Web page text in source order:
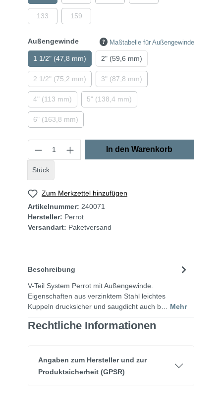
133 159
Außengewinde Maßtabelle für Außengewinde
1 1/2" (47,8 mm) 2" (59,6 mm)
2 1/2" (75,2 mm) 3" (87,8 mm)
4" (113 mm) 5" (138,4 mm)
6" (163,8 mm)
Stück
In den Warenkorb
Zum Merkzettel hinzufügen
Artikelnummer: 240071
Hersteller: Perrot
Versandart: Paketversand
Beschreibung
V-Teil System Perrot mit Außengewinde.
Eigenschaften aus verzinktem Stahl leichtes
Kuppeln drucksicher und saugdicht auch b… Mehr
Rechtliche Informationen
Angaben zum Hersteller und zur
Produktsicherheit (GPSR)